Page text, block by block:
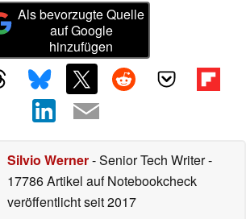
Als bevorzugte Quelle
auf Google
hinzufügen
Silvio Werner- Senior Tech Writer-
17786 Artikel auf Notebookcheck
veröffentlichtseit 2017